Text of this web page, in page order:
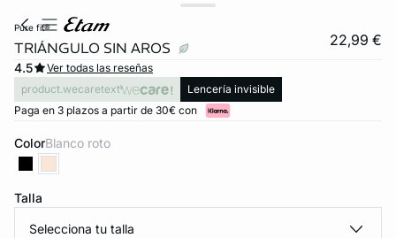
pure fit®
TRIÁNGULO SIN AROS 22,99 €
4.5
Ver todas las reseñas
product.wecaretext
Lencería invisible
Paga en 3 plazos a partir de 30€ con
Color blanco roto
Talla
Selecciona tu talla